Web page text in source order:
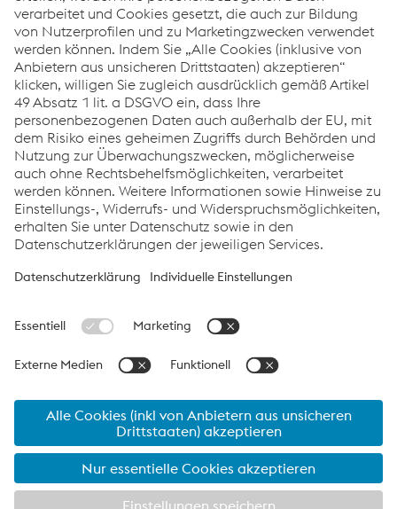
Matthias Stumvoll
Key Account Manager leova®
T.+43 50304 14 755
M.+43 6648361543
E-Mail senden
Quicklinks
Produkte
Cookie-Einstellungen
Sprache